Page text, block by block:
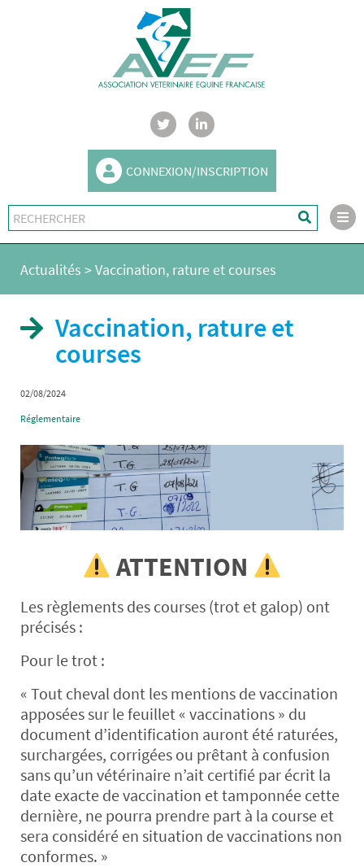
CONNEXION/INSCRIPTION
Actualités >Vaccination, rature et courses
Vaccination, rature et
courses
02/08/2024
Réglementaire
ATTENTION
Les règlements des courses (trot et galop) ont
précisés :
Pour le trot :
« Tout cheval dont les mentions de vaccination
apposées sur le feuillet « vaccinations » du
document d’identification auront été raturées,
surchargées, corrigées ou prêtant à confusion
sans qu’un vétérinaire n’ait certifié par écrit la
date exacte de vaccination et tamponnée cette
dernière, ne pourra prendre part à la course et
sera considéré en situation de vaccinations non
conformes. »